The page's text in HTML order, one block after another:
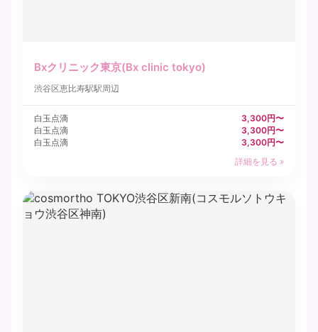
Bxクリニック東京(Bx clinic tokyo)
渋谷区恵比寿駅駅周辺
白玉点滴
3,300円〜
白玉点滴
3,300円〜
白玉点滴
3,300円〜
詳細を見る »